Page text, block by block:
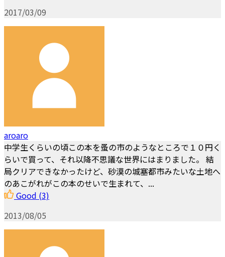
2017/03/09
aroaro
中学生くらいの頃この本を蚤の市のようなところで１０円く
らいで買って、それ以降不思議な世界にはまりました。 結
局クリアできなかったけど、砂漠の城塞都市みたいな土地へ
のあこがれがこの本のせいで生まれて、...
Good (3)
2013/08/05